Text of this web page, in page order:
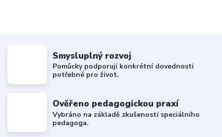
Smysluplný rozvoj
Pomůcky podporují konkrétní dovednosti
potřebné pro život.
Ověřeno pedagogickou praxí
Vybráno na základě zkušeností speciálního
pedagoga.